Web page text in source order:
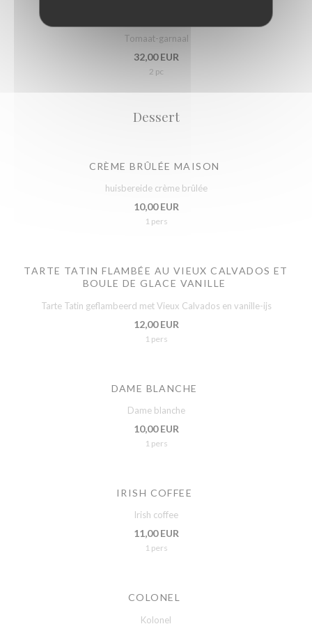
Tomaat-garnaal
32,00 EUR
2 pc
Dessert
CRÈME BRÛLÉE MAISON
huisbereide crème brûlée
10,00 EUR
1 pers
TARTE TATIN FLAMBÉE AU VIEUX CALVADOS ET
BOULE DE GLACE VANILLE
Tarte Tatin geflambeerd met Vieux Calvados en vanille-ijs
12,00 EUR
1 pers
DAME BLANCHE
Dame blanche
10,00 EUR
1 pers
IRISH COFFEE
Irish coffee
11,00 EUR
1 pers
COLONEL
Kolonel